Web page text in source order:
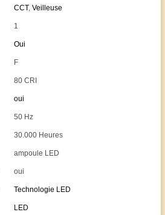
CCT, Veilleuse
1
Oui
F
80 CRI
oui
50 Hz
30.000 Heures
ampoule LED
oui
Technologie LED
LED